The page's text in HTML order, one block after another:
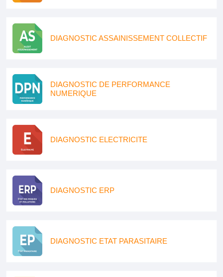
DIAGNOSTIC ASSAINISSEMENT COLLECTIF
DIAGNOSTIC DE PERFORMANCE
NUMERIQUE
DIAGNOSTIC ELECTRICITE
DIAGNOSTIC ERP
DIAGNOSTIC ETAT PARASITAIRE